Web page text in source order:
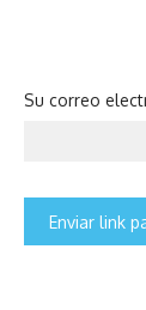
Su correo
Enviar link